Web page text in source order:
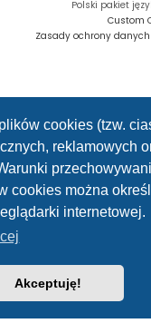
cookies (tzw.
reklamowych
cookies można
internetowej.
Akceptuję!
Polski pakiet
Custom
Zasady ochrony